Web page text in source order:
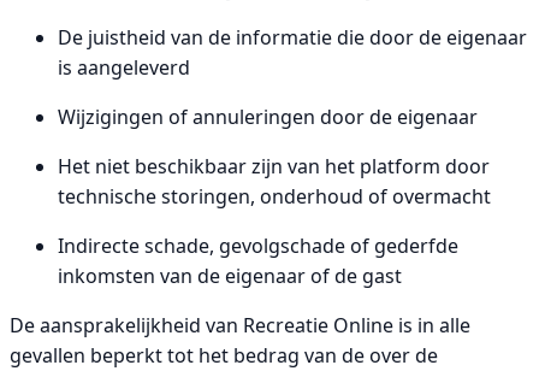
De juistheid van de informatie die door de eigenaar
is aangeleverd
Wijzigingen of annuleringen door de eigenaar
Het niet beschikbaar zijn van het platform door
technische storingen, onderhoud of overmacht
Indirecte schade, gevolgschade of gederfde
inkomsten van de eigenaar of de gast
De aansprakelijkheid van Recreatie Online is in alle
gevallen beperkt tot het bedrag van de over de